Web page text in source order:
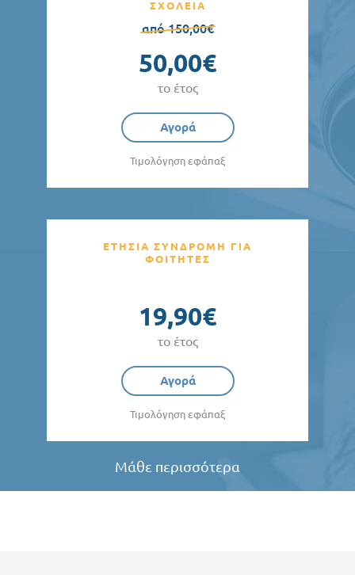
ΣΧΟΛΕΙΑ
από 150,00€
50,00€
το έτος
Αγορά
Τιμολόγηση εφάπαξ
ΕΤΗΣΙΑ ΣΥΝΔΡΟΜΗ ΓΙΑ
ΦΟΙΤΗΤΕΣ
19,90€
το έτος
Αγορά
Τιμολόγηση εφάπαξ
Μάθε περισσότερα